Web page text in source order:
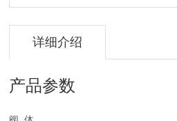
详细介绍
产品参数